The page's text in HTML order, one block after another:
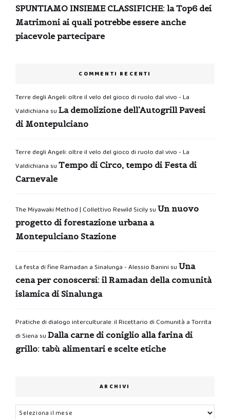
SPUNTIAMO INSIEME CLASSIFICHE: la Top6 dei
Matrimoni ai quali potrebbe essere anche
piacevole partecipare
COMMENTI RECENTI
Terre degli Angeli: oltre il velo del gioco di ruolo dal vivo - La
Valdichiana su La demolizione dell’Autogrill Pavesi
di Montepulciano
Terre degli Angeli: oltre il velo del gioco di ruolo dal vivo - La
Valdichiana su Tempo di Circo, tempo di Festa di
Carnevale
The Miyawaki Method | Collettivo Rewild Sicilysu Un nuovo
progetto di forestazione urbana a
Montepulciano Stazione
La festa di fine Ramadan a Sinalunga - Alessio Banini su Una
cena per conoscersi: il Ramadan della comunità
islamica di Sinalunga
Pratiche di dialogo interculturale: il Ricettario di Comunità a Torrita
di Siena su Dalla carne di coniglio alla farina di
grillo: tabù alimentari e scelte etiche
ARCHIVI
Archivi